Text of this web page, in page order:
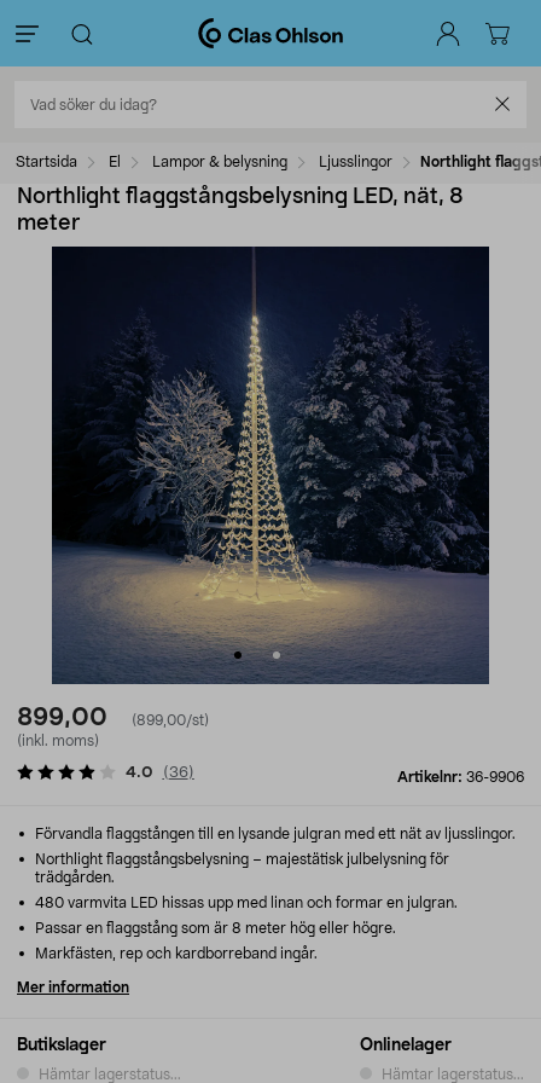
Startsida El Lampor & belysning Ljusslingor Northlight
Northlight flaggstångsbelysning LED, nät, 8
meter
899,00
(899,00/st)
(inkl. moms)
Artikelnr: 36-9906
4.0 (36)
Butikslager
Hämtar lagerstatus...
Onlinelager
Hämtar lagerstatus...
Förvandla flaggstången till en lysande julgran med ett nät av ljusslingor.
Northlight flaggstångsbelysning – majestätisk julbelysning för
trädgården.
480 varmvita LED hissas upp med linan och formar en julgran.
Passar en flaggstång som är 8 meter hög eller högre.
Markfästen, rep och kardborreband ingår.
Mer information